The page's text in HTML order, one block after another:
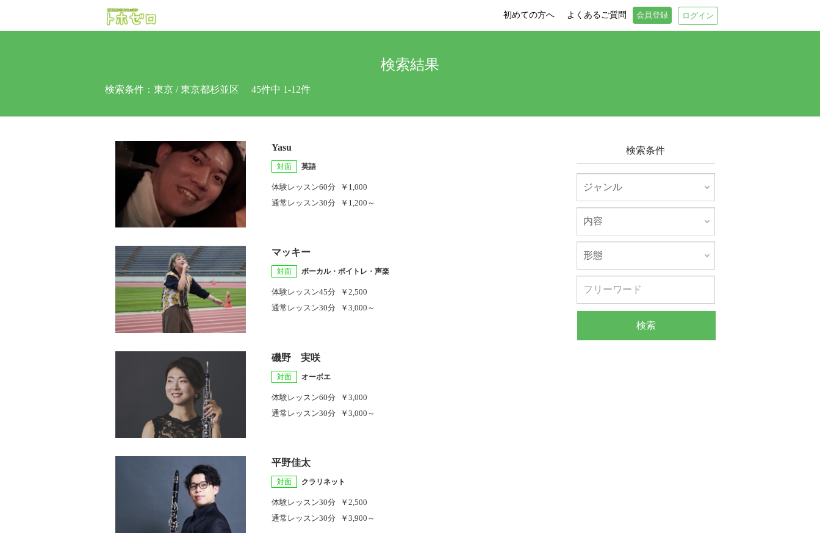
検索結果
検索条件： 東京 / 東京都杉並区 45件中 1-12件
Yasu
対面 英語
体験レッスン60分
￥1,000
通常レッスン30分 ￥1,200～
マッキー
対面 ボーカル・ボイトレ・声楽
体験レッスン45分
￥2,500
通常レッスン30分 ￥3,000～
磯野 実咲
対面 オーボエ
体験レッスン60分
￥3,000
通常レッスン30分 ￥3,000～
平野佳太
対面 クラリネット
体験レッスン30分
￥2,500
通常レッスン30分 ￥3,900～
検索条件
初めての方へ よくあるご質問 会員登録 ログイン